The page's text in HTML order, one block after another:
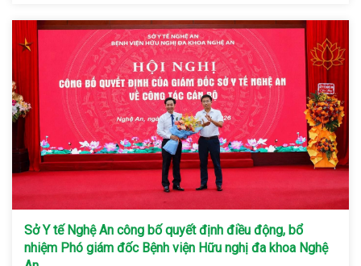
Sở Y tế Nghệ An công bố quyết định điều động, bổ
nhiệm Phó giám đốc Bệnh viện Hữu nghị đa khoa Nghệ